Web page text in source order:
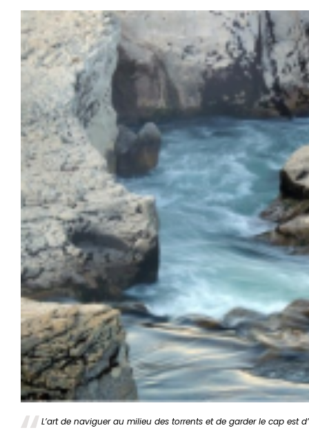
L’art de naviguer au milieu des torrents et de garder le cap est